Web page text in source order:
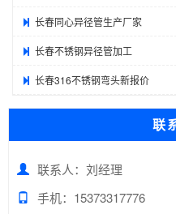
长春同心异径管生产厂家
长春不锈钢异径管加工
长春316不锈钢弯头新报价
联
联系人：刘经理
手机：15373317776